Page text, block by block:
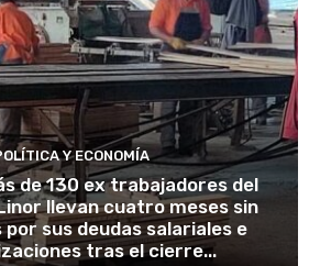
Y ECONOMÍA
de 130 ex trabajadores del
llevan cuatro meses sin
sus deudas salariales e
tras el cierre...